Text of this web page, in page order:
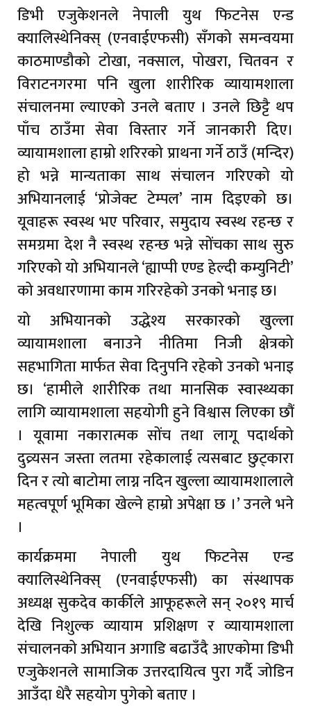
डिभी एजुकेशनले नेपाली युथ फिटनेस एन्ड
क्यालिस्थेनिक्स् (एनवाईएफसी) सँगको समन्वयमा
काठमाण्डौको टोखा, नक्साल, पोखरा, चितवन र
विराटनगरमा पनि खुला शारीरिक व्यायामशाला
संचालनमा ल्याएको उनले बताए । उनले छिट्टै थप
पाँच ठाउँमा सेवा विस्तार गर्ने जानकारी दिए।
व्यायामशाला हाम्रो शरिरको प्राथना गर्ने ठाउँ (मन्दिर)
हो भन्ने मान्यताका साथ संचालन गरिएको यो
अभियानलाई ‘प्रोजेक्ट टेम्पल’ नाम दिइएको छ।
यूवाहरू स्वस्थ भए परिवार, समुदाय स्वस्थ रहन्छ र
समग्रमा देश नै स्वस्थ रहन्छ भन्ने सोंचका साथ सुरु
गरिएको यो अभियानले ‘ह्याप्पी एण्ड हेल्दी कम्युनिटी’
को अवधारणामा काम गरिरहेको उनको भनाइ छ।
यो अभियानको उद्धेश्य सरकारको खुल्ला
व्यायामशाला बनाउने नीतिमा निजी क्षेत्रको
सहभागिता मार्फत सेवा दिनुपनि रहेको उनको भनाइ
छ। ‘हामीले शारीरिक तथा मानसिक स्वास्थ्यका
लागि व्यायामशाला सहयोगी हुने विश्वास लिएका छौं
। यूवामा नकारात्मक सोंच तथा लागू पदार्थको
दुव्र्यसन जस्ता लतमा रहेकालाई त्यसबाट छुट्कारा
दिन र त्यो बाटोमा लाग्न नदिन खुल्ला व्यायामशालाले
महत्वपूर्ण भूमिका खेल्ने हाम्रो अपेक्षा छ ।’ उनले भने
।
कार्यक्रममा नेपाली युथ फिटनेस एन्ड
क्यालिस्थेनिक्स् (एनवाईएफसी) का संस्थापक
अध्यक्ष सुकदेव कार्कीले आफूहरूले सन् २०१९ मार्च
देखि निशुल्क व्यायाम प्रशिक्षण र व्यायामशाला
संचालनको अभियान अगाडि बढाउँदै आएकोमा डिभी
एजुकेशनले सामाजिक उत्तरदायित्व पुरा गर्दै जोडिन
आउँदा धेरै सहयोग पुगेको बताए ।